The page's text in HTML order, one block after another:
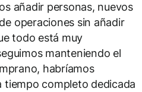
añadir personas, nuevos
operaciones sin añadir
todo está muy
manteniendo el
habríamos
tiempo completo dedicada